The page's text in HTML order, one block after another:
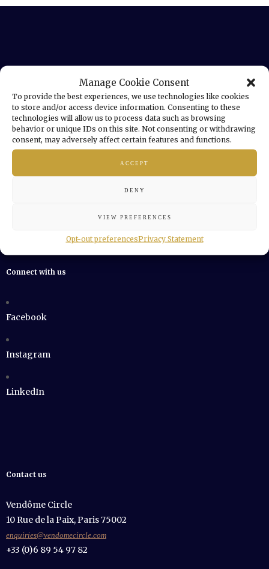
Manage Cookie Consent
To provide the best experiences, we use technologies like cookies
to store and/or access device information. Consenting to these
technologies will allow us to process data such as browsing
behavior or unique IDs on this site. Not consenting or withdrawing
consent, may adversely affect certain features and functions.
ACCEPT
DENY
VIEW PREFERENCES
Opt-out preferencesPrivacy Statement
Terms and Conditions
Connect with us
Facebook
Instagram
LinkedIn
Contact us
Vendôme Circle
10 Rue de la Paix, Paris 75002
enquiries@vendomecircle.com
+33 (0)6 89 54 97 82